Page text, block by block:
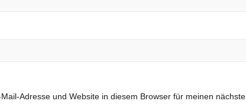
Adresse und Website in diesem Browser für meinen